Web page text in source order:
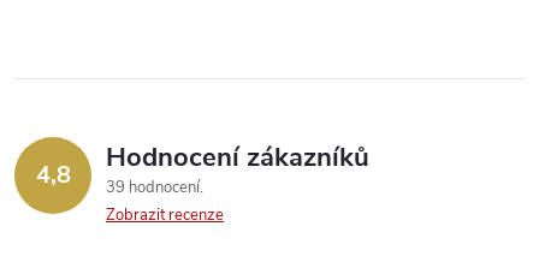
4,8 Hodnocení zákazníků
39 hodnocení
Zobrazit recenze